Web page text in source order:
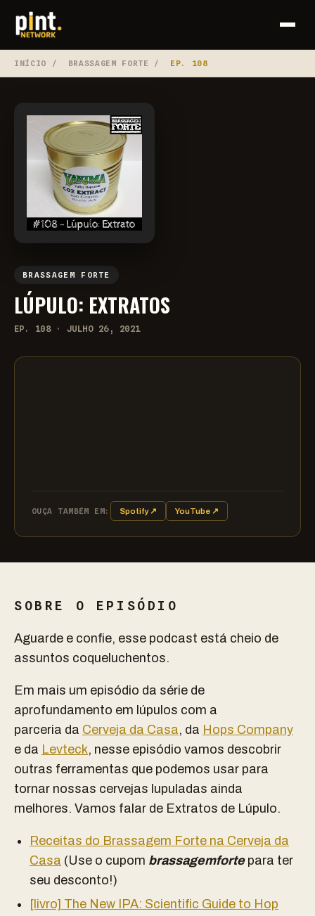
INÍCIO / BRASSAGEM FORTE / EP. 108
BRASSAGEM FORTE
LÚPULO: EXTRATOS
EP. 108 · JULHO 26, 2021
OUÇA TAMBÉM EM: Spotify ↗ YouTube ↗
SOBRE O EPISÓDIO
Aguarde e confie, esse podcast está cheio de
assuntos coqueluchentos.
Em mais um episódio da série de
aprofundamento em lúpulos com a
parceria da Cerveja da Casa, da Hops Company
e da Levteck, nesse episódio vamos descobrir
outras ferramentas que podemos usar para
tornar nossas cervejas lupuladas ainda
melhores. Vamos falar de Extratos de Lúpulo.
Receitas do Brassagem Forte na Cerveja da
Casa (Use o cupom brassagemfortepara ter
seu desconto!)
[livro] The New IPA: Scientific Guide to Hop